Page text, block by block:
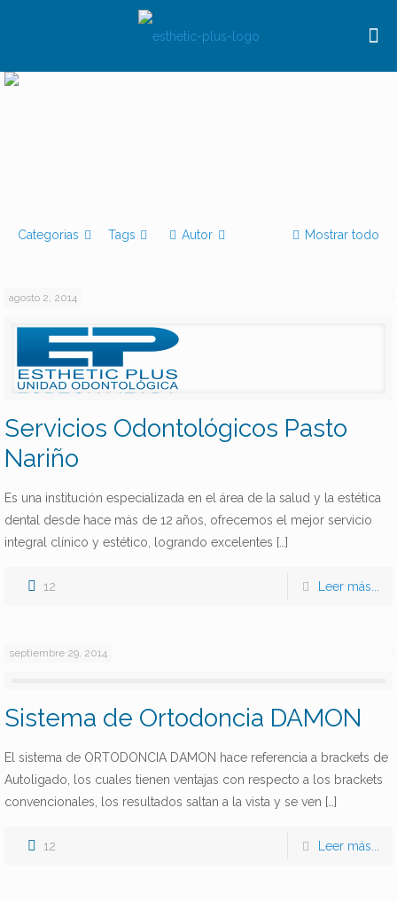
Categorias Tags Autor Mostrar todo
agosto 2, 2014
Servicios Odontológicos Pasto
Nariño
Es una institución especializada en el área de la salud y la estética
dental desde hace más de 12 años, ofrecemos el mejor servicio
integral clínico y estético, logrando excelentes […]
12 Leer más...
septiembre 29, 2014
Sistema de Ortodoncia DAMON
El sistema de ORTODONCIA DAMON hace referencia a brackets de
Autoligado, los cuales tienen ventajas con respecto a los brackets
convencionales, los resultados saltan a la vista y se ven […]
12 Leer más...